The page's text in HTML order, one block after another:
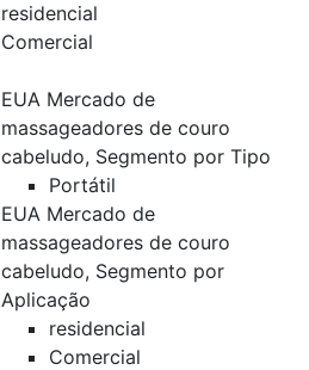
residencial
Comercial
EUA Mercado de
massageadores de couro
cabeludo, Segmento por Tipo
Portátil
EUA Mercado de
massageadores de couro
cabeludo, Segmento por
Aplicação
residencial
Comercial